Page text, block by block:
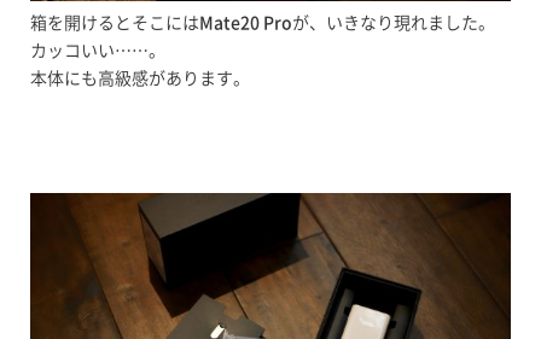
箱を開けるとそこには Mate20 Proが、いきなり現れました。
カッコいい……。
本体にも高級感があります。